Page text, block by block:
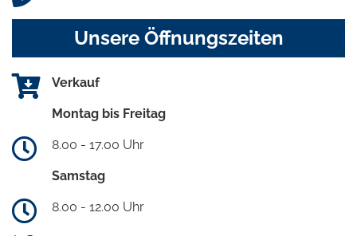
Unsere Öffnungszeiten
Verkauf
Montag bis Freitag
8.00 - 17.00 Uhr
Samstag
8.00 - 12.00 Uhr